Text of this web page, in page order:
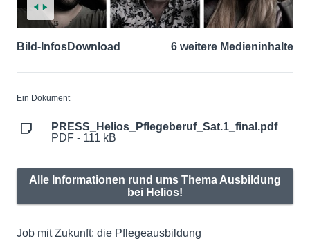
Bild-InfosDownload 6 weitere Medieninhalte
Ein Dokument
PRESS_Helios_Pflegeberuf_Sat.1_final.pdf
PDF - 111 kB
Alle Informationen rund ums Thema Ausbildung
bei Helios!
Job mit Zukunft: die Pflegeausbildung